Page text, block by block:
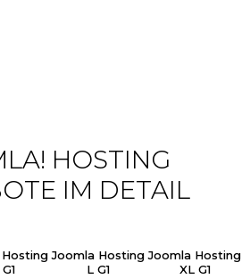
HOSTING
IM DETAIL
Joomla Hosting
L G1
Joomla Hosting
XL G1